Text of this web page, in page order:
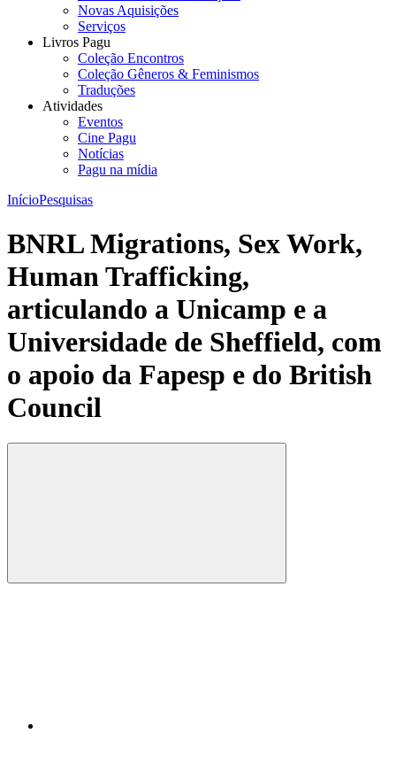
Novas Aquisições
Serviços
Livros Pagu
Coleção Encontros
Coleção Gêneros & Feminismos
Traduções
Atividades
Eventos
Cine Pagu
Notícias
Pagu na mídia
InícioPesquisas
BNRL Migrations, Sex Work,
Human Trafficking,
articulando a Unicamp e a
Universidade de Sheffield, com
o apoio da Fapesp e do British
Council
Compartilhar